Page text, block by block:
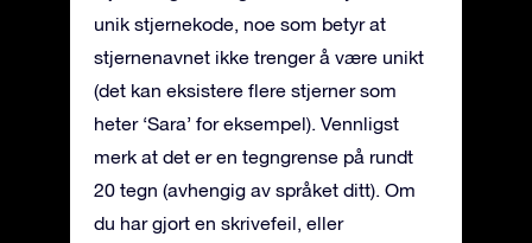
unik stjernekode, noe som betyr at
stjernenavnet ikke trenger å være unikt
(det kan eksistere flere stjerner som
heter ‘Sara’ for eksempel). Vennligst
merk at det er en tegngrense på rundt
20 tegn (avhengig av språket ditt). Om
du har gjort en skrivefeil, eller